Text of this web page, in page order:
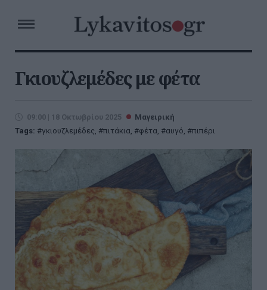
Γκιουζλεμέδες με φέτα
09:00 | 18 Οκτωβρίου 2025
Μαγειρική
Tags:
γκιουζλεμέδες, πιτάκια, φέτα, αυγό, πιπέρι